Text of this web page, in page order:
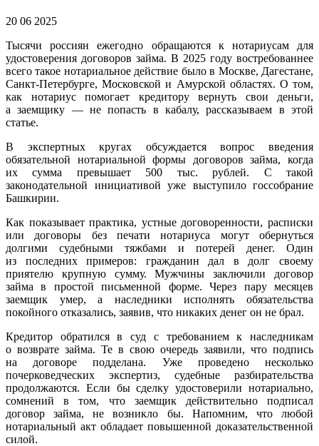
20 06 2025
Тысячи россиян ежегодно обращаются к нотариусам для
удостоверения договоров займа. В 2025 году востребованнее
всего такое нотариальное действие было в Москве, Дагестане,
Санкт-Петербурге, Московской и Амурской областях. О том,
как нотариус помогает кредитору вернуть свои деньги,
а заемщику — не попасть в кабалу, рассказываем в этой
статье.
В экспертных кругах обсуждается вопрос введения
обязательной нотариальной формы договоров займа, когда
их сумма превышает 500 тыс. рублей. С такой
законодательной инициативой уже выступило госсобрание
Башкирии.
Как показывает практика, устные договоренности, расписки
или договоры без печати нотариуса могут обернуться
долгими судебными тяжбами и потерей денег. Один
из последних примеров: гражданин дал в долг своему
приятелю крупную сумму. Мужчины заключили договор
займа в простой письменной форме. Через пару месяцев
заемщик умер, а наследники исполнять обязательства
покойного отказались, заявив, что никаких денег он не брал.
Кредитор обратился в суд с требованием к наследникам
о возврате займа. Те в свою очередь заявили, что подпись
на договоре подделана. Уже проведено несколько
почерковедческих экспертиз, судебные разбирательства
продолжаются. Если бы сделку удостоверили нотариально,
сомнений в том, что заемщик действительно подписал
договор займа, не возникло бы. Напомним, что любой
нотариальный акт обладает повышенной доказательственной
силой.